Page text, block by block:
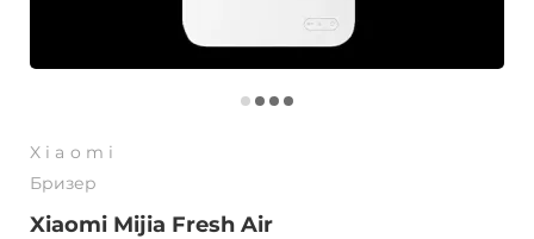
Xiaomi
Бризер
Xiaomi Mijia Fresh Air